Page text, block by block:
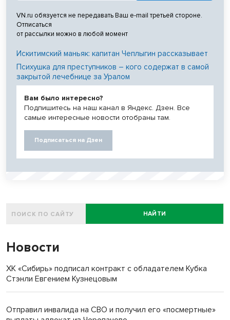
VN.ru обязуется не передавать Ваш e-mail третьей стороне.
Отписаться
от рассылки можно в любой момент
Искитимский маньяк: капитан Чеплыгин рассказывает
Психушка для преступников – кого содержат в самой
закрытой лечебнице за Уралом
Вам было интересно?
Подпишитесь на наш канал в Яндекс. Дзен. Все
самые интересные новости отобраны там.
Подписаться на Дзен
НАЙТИ
Новости
ХК «Сибирь» подписал контракт с обладателем Кубка
Стэнли Евгением Кузнецовым
Отправил инвалида на СВО и получил его «посмертные»